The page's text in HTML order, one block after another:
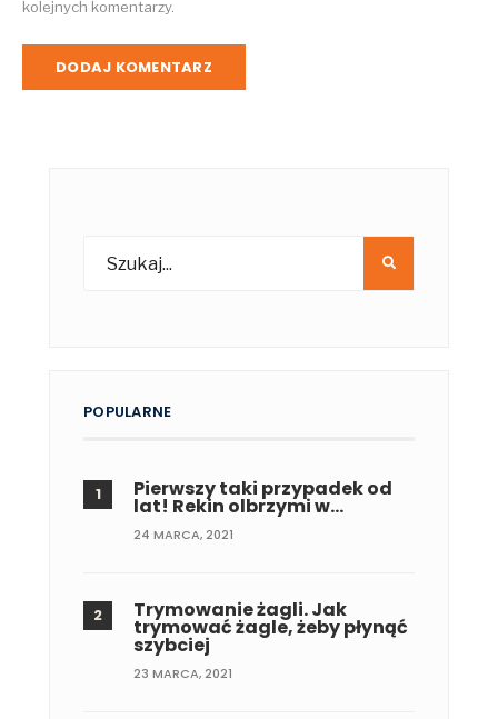
kolejnych komentarzy.
POPULARNE
Pierwszy taki przypadek od
lat! Rekin olbrzymi w…
24 MARCA, 2021
Trymowanie żagli. Jak
trymować żagle, żeby płynąć
szybciej
23 MARCA, 2021